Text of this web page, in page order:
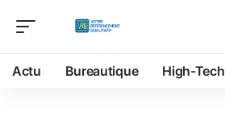
Actu Bureautique High-Tech